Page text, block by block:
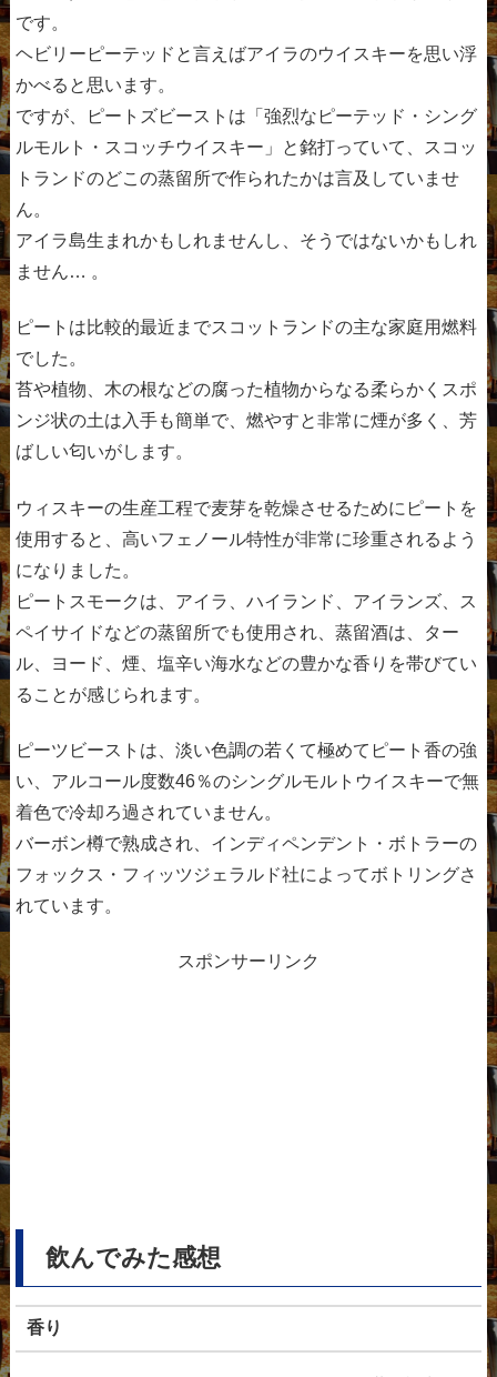
です。
ヘビリーピーテッドと言えばアイラのウイスキーを思い浮
かべると思います。
ですが、ピートズビーストは「強烈なピーテッド・シング
ルモルト・スコッチウイスキー」と銘打っていて、スコッ
トランドのどこの蒸留所で作られたかは言及していませ
ん。
アイラ島生まれかもしれませんし、そうではないかもしれ
ません… 。
ピートは比較的最近までスコットランドの主な家庭用燃料
でした。
苔や植物、木の根などの腐った植物からなる柔らかくスポ
ンジ状の土は入手も簡単で、燃やすと非常に煙が多く、芳
ばしい匂いがします。
ウィスキーの生産工程で麦芽を乾燥させるためにピートを
使用すると、高いフェノール特性が非常に珍重されるよう
になりました。
ピートスモークは、アイラ、ハイランド、アイランズ、ス
ペイサイドなどの蒸留所でも使用され、蒸留酒は、ター
ル、ヨード、煙、塩辛い海水などの豊かな香りを帯びてい
ることが感じられます。
ピーツビーストは、淡い色調の若くて極めてピート香の強
い、アルコール度数46％のシングルモルトウイスキーで無
着色で冷却ろ過されていません。
バーボン樽で熟成され、インディペンデント・ボトラーの
フォックス・フィッツジェラルド社によってボトリングさ
れています。
スポンサーリンク
飲んでみた感想
香り